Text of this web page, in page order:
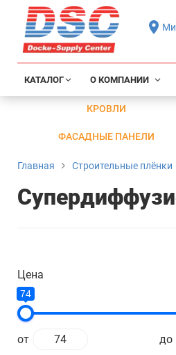
КАТАЛОГ О КОМПАНИИ
КРОВЛИ
ФАСАДНЫЕ ПАНЕЛИ
Главная Строительные плёнки
Цена
74
от до